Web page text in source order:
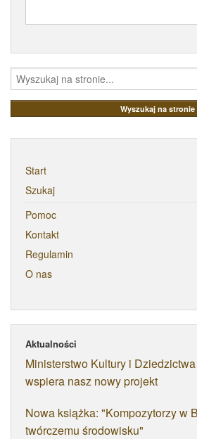
Start
Szukaj
Pomoc
Kontakt
Regulamin
O nas
Aktualności
Ministerstwo Kultury i
wspiera nasz nowy projekt
Nowa książka: "Kompozytorzy w
twórczemu środowisku"